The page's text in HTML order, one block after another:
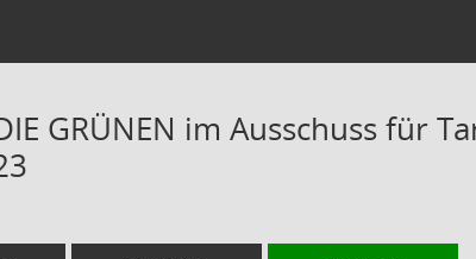
GRÜNEN im Ausschuss für